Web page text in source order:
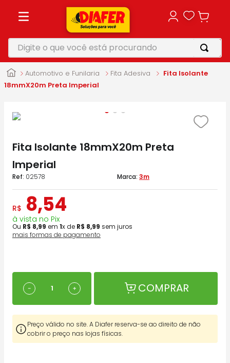
Digite o que você está procurando
Automotivo e Funilaria Fita Adesiva
Fita Isolante
18mmX20m Preta Imperial
Fita Isolante 18mmX20m Preta
Imperial
: 02578 3m
R$ 8,54
à vista no Pix
Ou R$ 8,99 em 1x de R$ 8,99 sem juros
mais formas de pagamento
＋
－ COMPRAR
Preço válido no site. A Diafer reserva-se ao direito de não
cobrir o preço nas lojas físicas.